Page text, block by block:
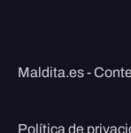
Maldita.es -
Política de